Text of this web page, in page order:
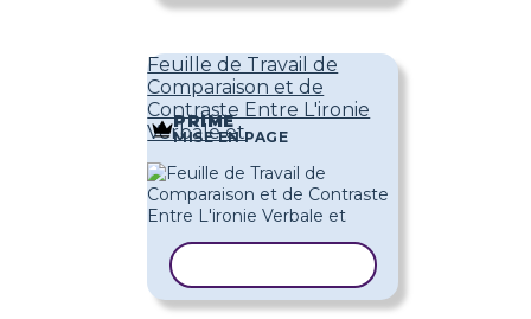
Feuille de Travail de
Comparaison et de
Contraste Entre L'ironie
Verbale et
PRIME
MISE EN PAGE